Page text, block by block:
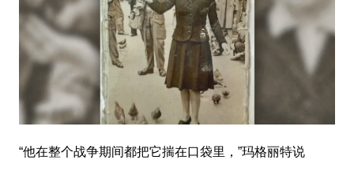
“他在整个战争期间都把它揣在口袋里，”玛格丽特说